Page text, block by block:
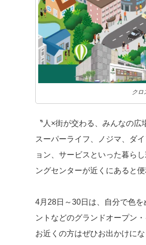
ク
〝人×街が交わる、みんなの
スーパーライフ、ノジマ、ダ
ョン、サービスといった暮ら
ングセンターが近くにあると
4月28日～30日は、自分で色
ントなどのグランドオープン
お近くの方はぜひお出かけに